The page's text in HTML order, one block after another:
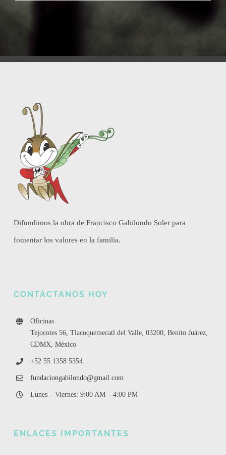
Difundimos la obra de Francisco Gabilondo Soler para
fomentar los valores en la familia.
CONTÁCTANOS HOY
Oficinas
Tejocotes 56, Tlacoquemecatl del Valle, 03200, Benito Juárez,
CDMX, México
+52 55 1358 5354
fundaciongabilondo@gmail.com
Lunes – Viernes: 9:00 AM – 4:00 PM
ENLACES IMPORTANTES